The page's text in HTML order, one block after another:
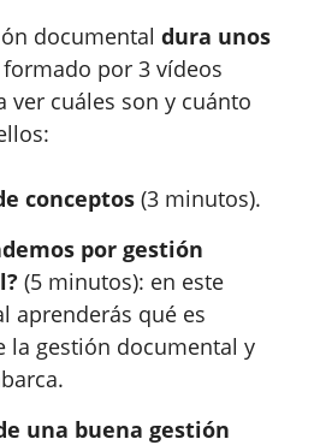
documental dura unos
por 3 vídeos
ver cuáles son y cuánto
conceptos (3 minutos).
por gestión
(5 minutos): en este
aprenderás qué es
la gestión documental y
una buena gestión